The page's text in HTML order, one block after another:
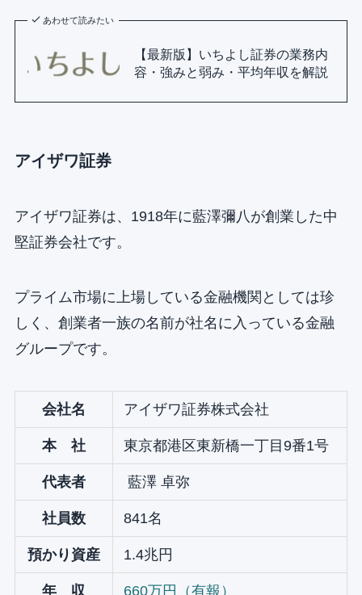
あわせて読みたい
【最新版】いちよし証券の業務内
容・強みと弱み・平均年収を解説
アイザワ証券
アイザワ証券は、1918年に藍澤彌八が創業した中
堅証券会社です。
プライム市場に上場している金融機関としては珍
しく、創業者一族の名前が社名に入っている金融
グループです。
会社名 アイザワ証券株式会社
本 社 東京都港区東新橋一丁目9番1号
代表者 藍澤 卓弥
社員数 841名
預かり資産 1.4兆円
年 収 660万円（有報）